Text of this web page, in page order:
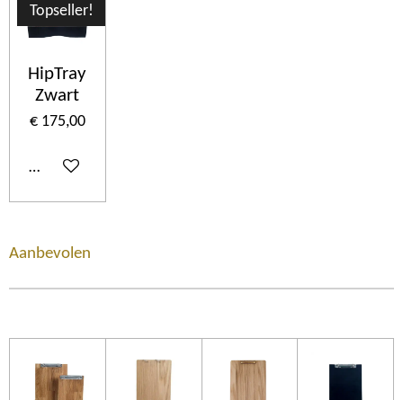
Topseller!
HipTray
Zwart
€ 175,00
In winkelwagen
Aanbevolen